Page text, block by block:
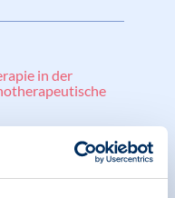
in der
Last